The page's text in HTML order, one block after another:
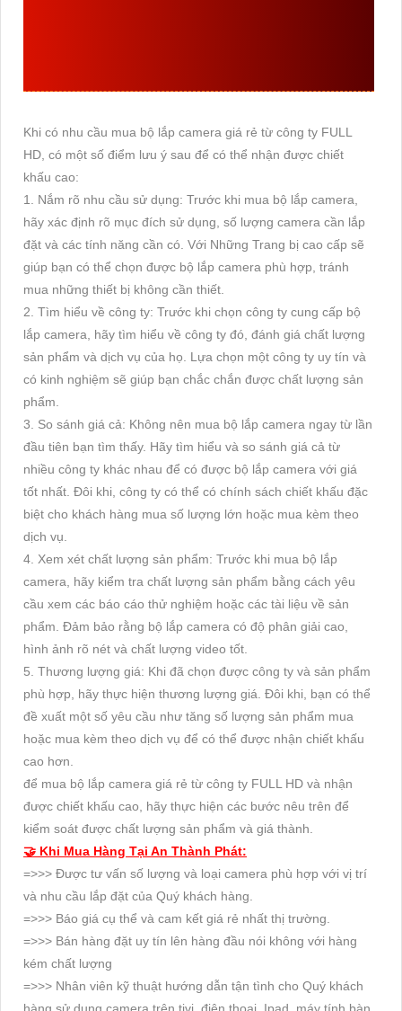
Khi có nhu cầu mua bộ lắp camera giá rẻ từ công ty FULL
HD, có một số điểm lưu ý sau để có thể nhận được chiết
khấu cao:
1. Nắm rõ nhu cầu sử dụng: Trước khi mua bộ lắp camera,
hãy xác định rõ mục đích sử dụng, số lượng camera cần lắp
đặt và các tính năng cần có. Với Những Trang bị cao cấp sẽ
giúp bạn có thể chọn được bộ lắp camera phù hợp, tránh
mua những thiết bị không cần thiết.
2. Tìm hiểu về công ty: Trước khi chọn công ty cung cấp bộ
lắp camera, hãy tìm hiểu về công ty đó, đánh giá chất lượng
sản phẩm và dịch vụ của họ. Lựa chọn một công ty uy tín và
có kinh nghiệm sẽ giúp bạn chắc chắn được chất lượng sản
phẩm.
3. So sánh giá cả: Không nên mua bộ lắp camera ngay từ lần
đầu tiên bạn tìm thấy. Hãy tìm hiểu và so sánh giá cả từ
nhiều công ty khác nhau để có được bộ lắp camera với giá
tốt nhất. Đôi khi, công ty có thể có chính sách chiết khấu đặc
biệt cho khách hàng mua số lượng lớn hoặc mua kèm theo
dịch vụ.
4. Xem xét chất lượng sản phẩm: Trước khi mua bộ lắp
camera, hãy kiểm tra chất lượng sản phẩm bằng cách yêu
cầu xem các báo cáo thử nghiệm hoặc các tài liệu về sản
phẩm. Đảm bảo rằng bộ lắp camera có độ phân giải cao,
hình ảnh rõ nét và chất lượng video tốt.
5. Thương lượng giá: Khi đã chọn được công ty và sản phẩm
phù hợp, hãy thực hiện thương lượng giá. Đôi khi, bạn có thể
đề xuất một số yêu cầu như tăng số lượng sản phẩm mua
hoặc mua kèm theo dịch vụ để có thể được nhận chiết khấu
cao hơn.
để mua bộ lắp camera giá rẻ từ công ty FULL HD và nhận
được chiết khấu cao, hãy thực hiện các bước nêu trên để
kiểm soát được chất lượng sản phẩm và giá thành.
🤝 Khi Mua Hàng Tại An Thành Phát:
=>>> Được tư vấn số lượng và loại camera phù hợp với vị trí
và nhu cầu lắp đặt của Quý khách hàng.
=>>> Báo giá cụ thể và cam kết giá rẻ nhất thị trường.
=>>> Bán hàng đặt uy tín lên hàng đầu nói không với hàng
kém chất lượng
=>>> Nhân viên kỹ thuật hướng dẫn tận tình cho Quý khách